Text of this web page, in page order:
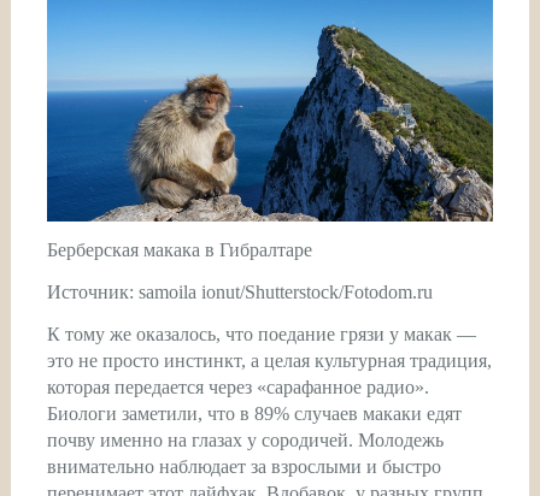
Берберская макака в Гибралтаре
Источник: samoila ionut/Shutterstock/Fotodom.ru
К тому же оказалось, что поедание грязи у макак —
это не просто инстинкт, а целая культурная традиция,
которая передается через «сарафанное радио».
Биологи заметили, что в 89% случаев макаки едят
почву именно на глазах у сородичей. Молодежь
внимательно наблюдает за взрослыми и быстро